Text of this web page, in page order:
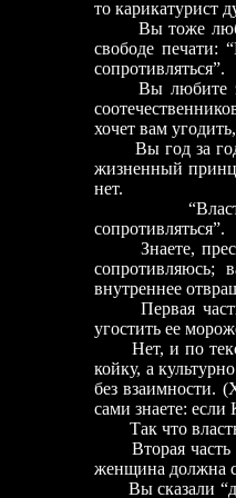
то карикатурист
Вы тоже
свободе печати:
сопротивляться”.
Вы любите
хочет вам
Вы год за
жизненный
нет.
сопротивляться”.
Знаете,
сопротивляюсь;
внутреннее
Первая
угостить ее
Нет, и по
койку, а
без взаимности.
сами знаете:
Так что
Вторая
женщина должна
Вы сказали